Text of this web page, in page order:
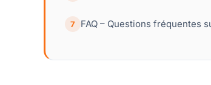
7 FAQ – Questions fréquentes